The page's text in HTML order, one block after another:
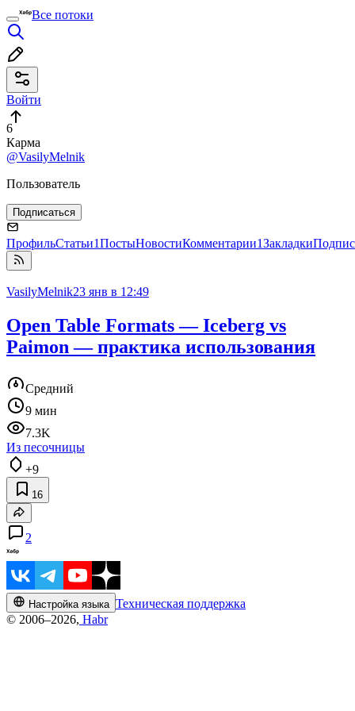
Все потоки
Войти
6
Карма
@VasilyMelnik
Пользователь
Подписаться
ПрофильСтатьи1ПостыНовостиКомментарии1Закладки
VasilyMelnik23 янв в 12:49
Open Table Formats — Iceberg vs
Paimon — практика использования
Средний
9 мин
7.3K
Из песочницы
+9
16
2
Настройка языка Техническая поддержка
© 2006–2026, Habr